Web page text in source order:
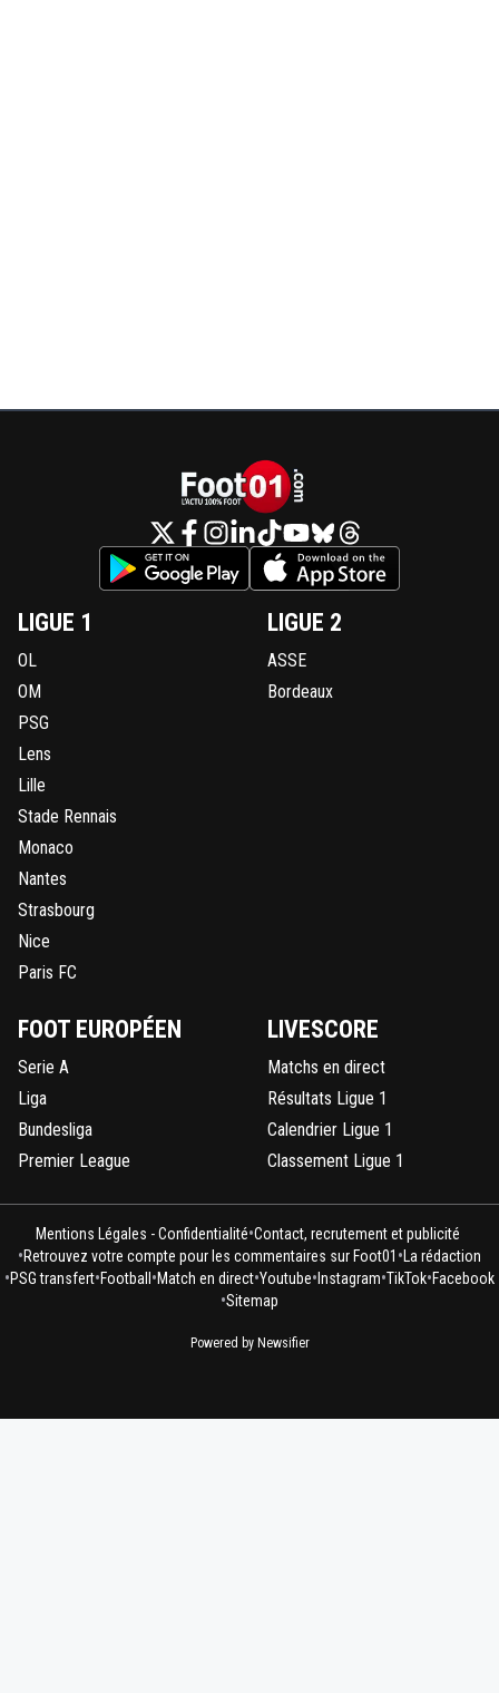
LIGUE 1
OL
OM
PSG
Lens
Lille
Stade Rennais
Monaco
Nantes
Strasbourg
Nice
Paris FC
LIGUE 2
ASSE
Bordeaux
FOOT EUROPÉEN
Serie A
Liga
Bundesliga
Premier League
LIVESCORE
Matchs en direct
Résultats Ligue 1
Calendrier Ligue 1
Classement Ligue 1
Mentions Légales - Confidentialité•Contact, recrutement et publicité
•Retrouvez votre compte pour les commentaires sur Foot01 • La rédaction
•PSG transfert•Football •Match en direct•Youtube• Instagram•TikTok•Facebook
•Sitemap
Powered by Newsifier